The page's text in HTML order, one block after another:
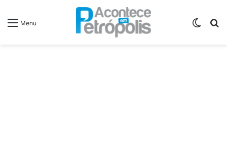
Menu